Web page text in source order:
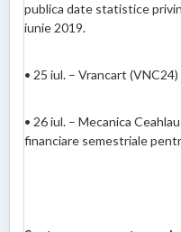
publica date statistice
iunie 2019.
• 25 iul. – Vrancart
• 26 iul. – Mecanica
financiare semestriale